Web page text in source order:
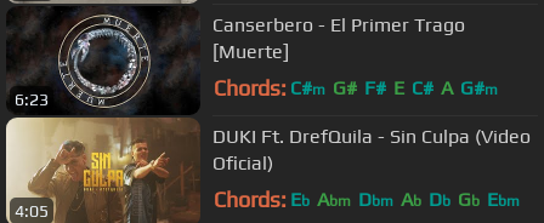
6:23
Canserbero - El Primer Trago
[Muerte]
Chords: C#m G# F# E C# A G#m
4:05
DUKI Ft. DrefQuila - Sin Culpa (Video
Oficial)
Chords: Eb Abm Dbm Ab Db Gb Ebm